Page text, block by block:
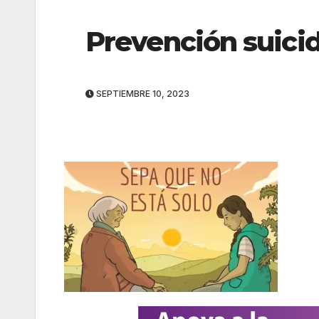
Prevención
SEPTIEMBRE 10, 2023